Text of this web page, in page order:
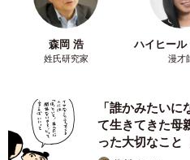
森岡 浩
姓氏研究家
ハイヒール
漫才
「誰かみたい
て生きてきた母
った大切なこと